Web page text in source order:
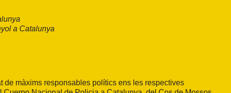
a Catalunya
de màxims responsables polítics ens les respectives